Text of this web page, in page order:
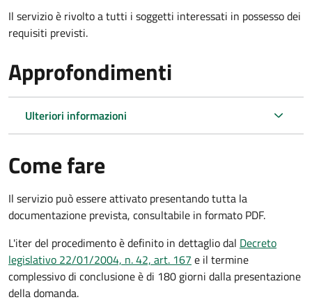
Il servizio è rivolto a tutti i soggetti interessati in possesso dei
requisiti previsti.
Approfondimenti
Ulteriori informazioni
Come fare
Il servizio può essere attivato presentando tutta la
documentazione prevista, consultabile in formato PDF.
L'iter del procedimento è definito in dettaglio dal Decreto
legislativo 22/01/2004, n. 42, art. 167 e il termine
complessivo di conclusione è di 180 giorni dalla presentazione
della domanda.